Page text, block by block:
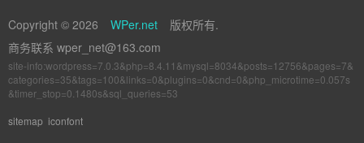
Copyright © 2026 WPer.net
版权所有.
商务联系 wper_net@163.com
site-info:wordpress=7.0.3&php=8.4.11&mysql=8034&posts=12756&pages=7&
categories=35&tags=100&links=0&plugins=0&cnd=0&php_microtime=0.057s
&timer_stop=0.1480s&sql_queries=53
sitemap iconfont